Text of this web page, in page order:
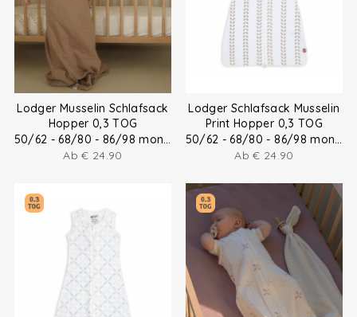
Lodger Musselin Schlafsack
Hopper 0,3 TOG
50/62 - 68/80 - 86/98 months
Ab€ 24.90
Lodger Schlafsack Musselin
Print Hopper 0,3 TOG
50/62 - 68/80 - 86/98 months
Ab€ 24.90